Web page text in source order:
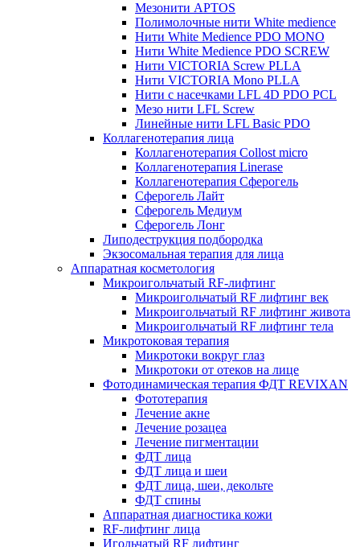
Мезонити APTOS
Полимолочные нити White medience
Нити White Medience PDO MONO
Нити White Medience PDO SCREW
Нити VICTORIA Screw PLLA
Нити VICTORIA Mono PLLA
Нити с насечками LFL 4D PDO PCL
Мезо нити LFL Screw
Линейные нити LFL Basic PDO
Коллагенотерапия лица
Коллагенотерапия Collost micro
Коллагенотерапия Linerase
Коллагенотерапия Сферогель
Сферогель Лайт
Сферогель Медиум
Сферогель Лонг
Липодеструкция подбородка
Экзосомальная терапия для лица
Аппаратная косметология
Микроигольчатый RF-лифтинг
Микроигольчатый RF лифтинг век
Микроигольчатый RF лифтинг живота
Микроигольчатый RF лифтинг тела
Микротоковая терапия
Микротоки вокруг глаз
Микротоки от отеков на лице
Фотодинамическая терапия ФДТ REVIXAN
Фототерапия
Лечение акне
Лечение розацеа
Лечение пигментации
ФДТ лица
ФДТ лица и шеи
ФДТ лица, шеи, декольте
ФДТ спины
Аппаратная диагностика кожи
RF-лифтинг лица
Игольчатый RF лифтинг